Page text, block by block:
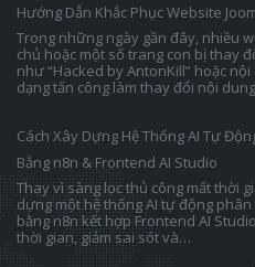
Hướng Dẫn Khắc Phục Website
Trong những ngày gần đây, nhiều
chủ hoặc một số trang con bị thay
như “Hacked by AntonKill” hoặc
dạng tấn công làm thay đổi nội
Cách Xây Dựng Hệ Thống AI Tự
Bằng n8n & Frontend AI Studio
Thay vì sàng lọc thủ công mất thời
dựng một hệ thống AI tự động
bằng n8n kết hợp Frontend AI
thời gian, giảm sai sót và…